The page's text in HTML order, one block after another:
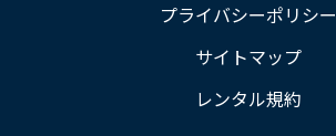
プライバシーポリシー
サイトマップ
レンタル規約